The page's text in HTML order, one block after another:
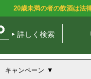
20歳未満の者の飲酒は法
詳しく検索
キャンペーン